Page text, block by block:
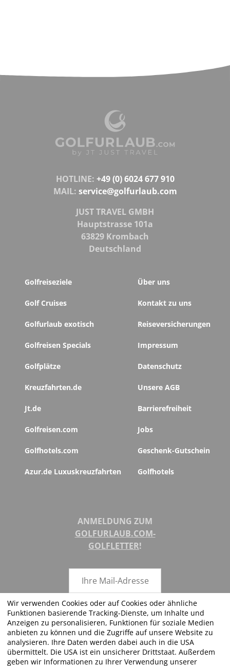
HOTLINE: +49 (0) 6024 677 910
MAIL: service@golfurlaub.com
JUST TRAVEL GMBH
Hauptstrasse 101a
63829 Krombach
Deutschland
Golfreiseziele
Golf Cruises
Golfurlaub exotisch
Golfreisen Specials
Golfplätze
Kreuzfahrten.de
Jt.de
Golfreisen.com
Golfhotels.com
Azur.de Luxuskreuzfahrten
Über uns
Kontakt zu uns
Reiseversicherungen
Impressum
Datenschutz
Unsere AGB
Barrierefreiheit
Jobs
Geschenk-Gutschein
Golfhotels
ANMELDUNG ZUM
GOLFURLAUB.COM-
GOLFLETTER!
ABSENDEN
Wir verwenden Cookies oder auf Cookies oder ähnliche
Funktionen basierende Tracking-Dienste, um Inhalte und
Anzeigen zu personalisieren, Funktionen für soziale Medien
anbieten zu können und die Zugriffe auf unsere Website zu
analysieren. Ihre Daten werden dabei auch in die USA
übermittelt. Die USA ist ein unsicherer Drittstaat. Außerdem
geben wir Informationen zu Ihrer Verwendung unserer